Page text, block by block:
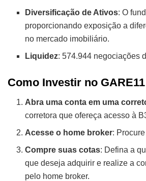
Diversificação de Ativos: O
proporcionando exposição a
no mercado imobiliário.
Liquidez: 574.944 negociações
Como Investir no GARE11
Abra uma conta em uma
corretora que ofereça acesso à
Acesse o home broker:
Compre suas cotas: Defina a
que deseja adquirir e realize a
pelo home broker.